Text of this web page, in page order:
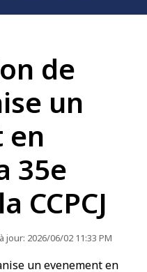
de
un
en
35e
CCPCJ
jour: 2026/06/02 11:33 PM